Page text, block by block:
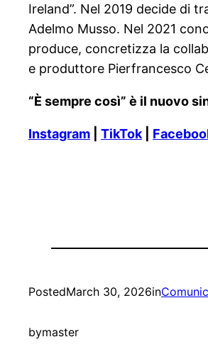
Ireland”. Nel 2019 decide di
Adelmo Musso. Nel 2021
produce, concretizza la
e produttore Pierfrancesco
“È sempre così” è il nuovo
Instagram TikTok|
PostedMarch 30, 2026in
bymaster